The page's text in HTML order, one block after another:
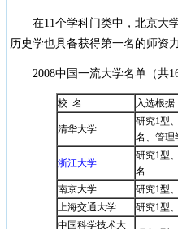
在11个学科门类中， 北京大
历史学也具备获得第一名的师资力
2008中国一流大学名单（共16
校 名 入选根据
清华大学
研究1型
名、管理
浙江大学
研究1型
名
南京大学
研究1型
上海交通大学
研究1型
中国科学技术大